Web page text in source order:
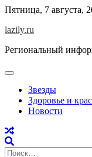
Skip
content
Пятница, 7 августа,
lazily.ru
Региональный
Звезды
Здоровье и
Новости
Найти: